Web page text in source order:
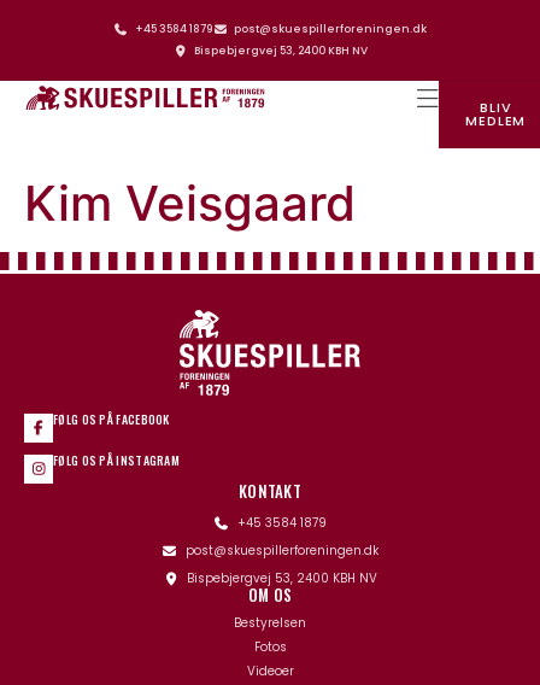
+45 3584 1879
post@skuespillerforeningen.dk
Bispebjergvej 53, 2400 KBH NV
BLIV
MEDLEM
Kim Veisgaard
FØLG OS PÅ FACEBOOK
FØLG OS PÅ INSTAGRAM
KONTAKT
+45 3584 1879
post@skuespillerforeningen.dk
Bispebjergvej 53, 2400 KBH NV
OM OS
Bestyrelsen
Fotos
Videoer